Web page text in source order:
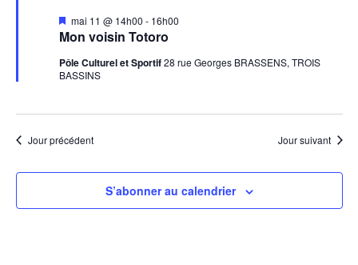
Mon voisin Totoro
Mis
en
avant
mai 11 @ 14h00 - 16h00
Pôle Culturel et Sportif28 rue Georges BRASSENS, TROIS
BASSINS
Jour précédent Jour suivant
S’abonner au calendrier